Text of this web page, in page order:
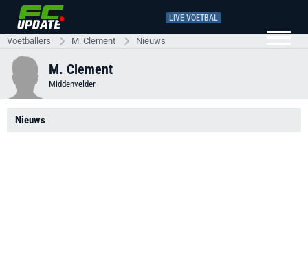
LIVE VOETBAL
Voetballers M. Clement Nieuws
M. Clement
Middenvelder
Nieuws